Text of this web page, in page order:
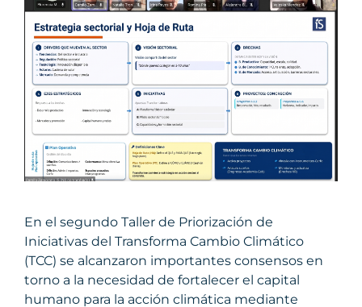
En el segundo Taller de Priorización de
Iniciativas del Transforma Cambio Climático
(TCC) se alcanzaron importantes consensos en
torno a la necesidad de fortalecer el capital
humano para la acción climática mediante